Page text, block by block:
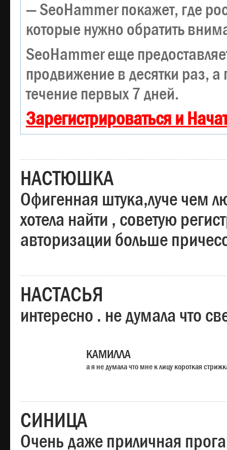
— SeoHammer покажет, где
которые нужно обратить
SeoHammer еще
продвижение в десятки раз, а
течение первых 7 дней.
Зарегистрироваться и
НАСТЮШКА
Офигенная штука,луче чем
хотела найти , советую
авторизации больше
НАСТАСЬЯ
интересно . не думала что
КАМИЛЛА
а я не думала что мне к лицу короткая
СИНИЦА
Очень даже приличная